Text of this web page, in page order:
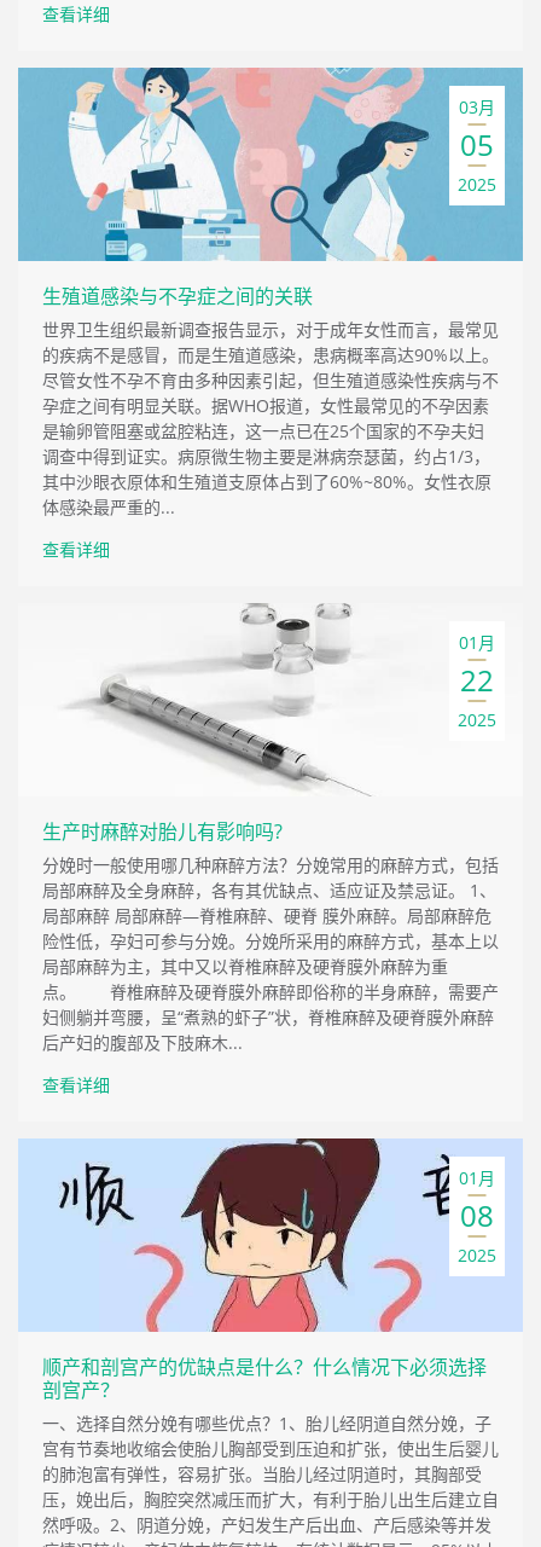
查看详细
03月
05
2025
生殖道感染与不孕症之间的关联
世界卫生组织最新调查报告显示，对于成年女性而言，最常见
的疾病不是感冒，而是生殖道感染，患病概率高达90%以上。
尽管女性不孕不育由多种因素引起，但生殖道感染性疾病与不
孕症之间有明显关联。据WHO报道，女性最常见的不孕因素
是输卵管阻塞或盆腔粘连，这一点已在25个国家的不孕夫妇
调查中得到证实。病原微生物主要是淋病奈瑟菌，约占1/3，
其中沙眼衣原体和生殖道支原体占到了60%~80%。女性衣原
体感染最严重的...
查看详细
01月
22
2025
生产时麻醉对胎儿有影响吗?
分娩时一般使用哪几种麻醉方法？分娩常用的麻醉方式，包括
局部麻醉及全身麻醉，各有其优缺点、适应证及禁忌证。 1、
局部麻醉 局部麻醉—脊椎麻醉、硬脊 膜外麻醉。局部麻醉危
险性低，孕妇可参与分娩。分娩所采用的麻醉方式，基本上以
局部麻醉为主，其中又以脊椎麻醉及硬脊膜外麻醉为重
点。 脊椎麻醉及硬脊膜外麻醉即俗称的半身麻醉，需要产
妇侧躺并弯腰，呈“煮熟的虾子”状，脊椎麻醉及硬脊膜外麻醉
后产妇的腹部及下肢麻木...
查看详细
01月
08
2025
顺产和剖宫产的优缺点是什么？什么情况下必须选择
剖宫产？
一、选择自然分娩有哪些优点？1、胎儿经阴道自然分娩，子
宫有节奏地收缩会使胎儿胸部受到压迫和扩张，使出生后婴儿
的肺泡富有弹性，容易扩张。当胎儿经过阴道时，其胸部受
压，娩出后，胸腔突然减压而扩大，有利于胎儿出生后建立自
然呼吸。2、阴道分娩，产妇发生产后出血、产后感染等并发